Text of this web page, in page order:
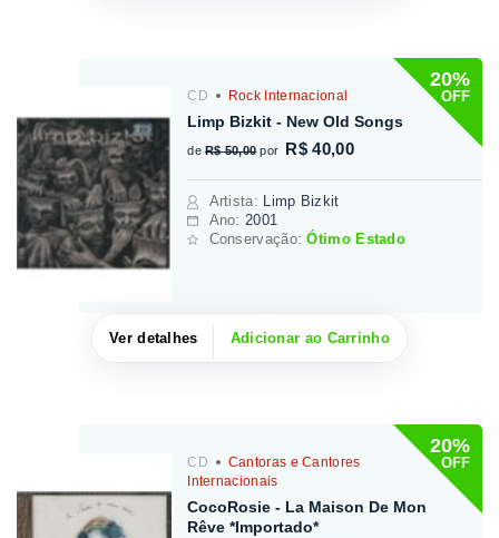
20%
OFF
CD Rock Internacional
Limp Bizkit - New Old Songs
de R$ 50,00 por R$ 40,00
Artista:
Limp Bizkit
Ano: 2001
Conservação:Ótimo Estado
Ver detalhes Adicionar ao Carrinho
20%
OFF
CD
Cantoras e Cantores
Internacionais
CocoRosie - La Maison De Mon
Rêve *Importado*